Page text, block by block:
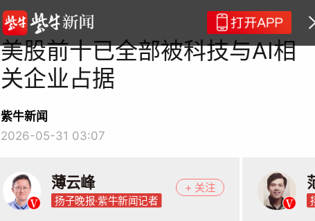
美股前十已全部被科技与AI相
关企业占据
紫牛新闻
2026-05-31 03:07
薄云峰
扬子晚报·紫牛新闻记者
+ 关注